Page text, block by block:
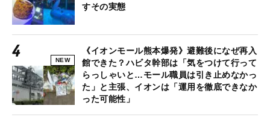
すその実態
NEW
《イオンモール熊本爆発》避難後になぜ再入
館できた？ハビタ幹部は「気をつけて行って
らっしゃいと…モール職員は引き止めなかっ
た」と主張、イオンは「運用を徹底できなか
った可能性」